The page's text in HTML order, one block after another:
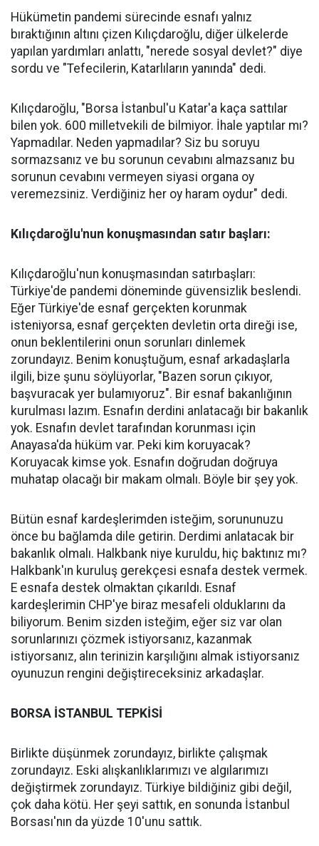
Hükümetin pandemi sürecinde esnafı yalnız
bıraktığının altını çizen Kılıçdaroğlu, diğer ülkelerde
yapılan yardımları anlattı, "nerede sosyal devlet?" diye
sordu ve "Tefecilerin, Katarlıların yanında" dedi.
Kılıçdaroğlu, "Borsa İstanbul'u Katar'a kaça sattılar
bilen yok. 600 milletvekili de bilmiyor. İhale yaptılar mı?
Yapmadılar. Neden yapmadılar? Siz bu soruyu
sormazsanız ve bu sorunun cevabını almazsanız bu
sorunun cevabını vermeyen siyasi organa oy
veremezsiniz. Verdiğiniz her oy haram oydur" dedi.
Kılıçdaroğlu'nun konuşmasından satır başları:
Kılıçdaroğlu'nun konuşmasından satırbaşları:
Türkiye'de pandemi döneminde güvensizlik beslendi.
Eğer Türkiye'de esnaf gerçekten korunmak
isteniyorsa, esnaf gerçekten devletin orta direği ise,
onun beklentilerini onun sorunları dinlemek
zorundayız. Benim konuştuğum, esnaf arkadaşlarla
ilgili, bize şunu söylüyorlar, "Bazen sorun çıkıyor,
başvuracak yer bulamıyoruz". Bir esnaf bakanlığının
kurulması lazım. Esnafın derdini anlatacağı bir bakanlık
yok. Esnafın devlet tarafından korunması için
Anayasa'da hüküm var. Peki kim koruyacak?
Koruyacak kimse yok. Esnafın doğrudan doğruya
muhatap olacağı bir makam olmalı. Böyle bir şey yok.
Bütün esnaf kardeşlerimden isteğim, sorununuzu
önce bu bağlamda dile getirin. Derdimi anlatacak bir
bakanlık olmalı. Halkbank niye kuruldu, hiç baktınız mı?
Halkbank'ın kuruluş gerekçesi esnafa destek vermek.
E esnafa destek olmaktan çıkarıldı. Esnaf
kardeşlerimin CHP'ye biraz mesafeli olduklarını da
biliyorum. Benim sizden isteğim, eğer siz var olan
sorunlarınızı çözmek istiyorsanız, kazanmak
istiyorsanız, alın terinizin karşılığını almak istiyorsanız
oyunuzun rengini değiştireceksiniz arkadaşlar.
BORSA İSTANBUL TEPKİSİ
Birlikte düşünmek zorundayız, birlikte çalışmak
zorundayız. Eski alışkanlıklarımızı ve algılarımızı
değiştirmek zorundayız. Türkiye bildiğiniz gibi değil,
çok daha kötü. Her şeyi sattık, en sonunda İstanbul
Borsası'nın da yüzde 10'unu sattık.